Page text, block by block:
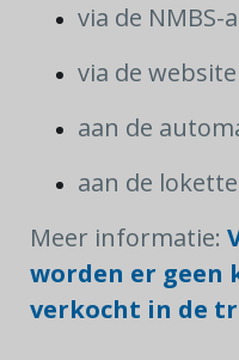
via de NMBS-
via de
aan de
aan de
Meer informatie:
worden er geen
verkocht in de